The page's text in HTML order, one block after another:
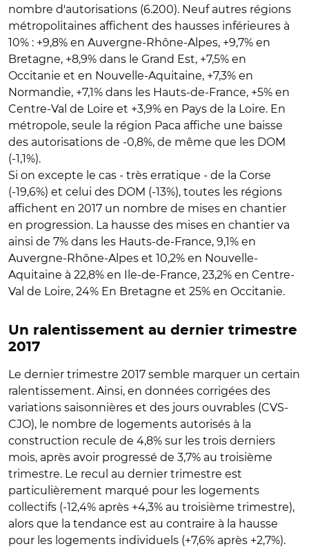
nombre d'autorisations (6.200). Neuf autres régions
métropolitaines affichent des hausses inférieures à
10% : +9,8% en Auvergne-Rhône-Alpes, +9,7% en
Bretagne, +8,9% dans le Grand Est, +7,5% en
Occitanie et en Nouvelle-Aquitaine, +7,3% en
Normandie, +7,1% dans les Hauts-de-France, +5% en
Centre-Val de Loire et +3,9% en Pays de la Loire. En
métropole, seule la région Paca affiche une baisse
des autorisations de -0,8%, de même que les DOM
(-1,1%).
Si on excepte le cas - très erratique - de la Corse
(-19,6%) et celui des DOM (-13%), toutes les régions
affichent en 2017 un nombre de mises en chantier
en progression. La hausse des mises en chantier va
ainsi de 7% dans les Hauts-de-France, 9,1% en
Auvergne-Rhône-Alpes et 10,2% en Nouvelle-
Aquitaine à 22,8% en Ile-de-France, 23,2% en Centre-
Val de Loire, 24% En Bretagne et 25% en Occitanie.
Un ralentissement au dernier trimestre
2017
Le dernier trimestre 2017 semble marquer un certain
ralentissement. Ainsi, en données corrigées des
variations saisonnières et des jours ouvrables (CVS-
CJO), le nombre de logements autorisés à la
construction recule de 4,8% sur les trois derniers
mois, après avoir progressé de 3,7% au troisième
trimestre. Le recul au dernier trimestre est
particulièrement marqué pour les logements
collectifs (-12,4% après +4,3% au troisième trimestre),
alors que la tendance est au contraire à la hausse
pour les logements individuels (+7,6% après +2,7%).